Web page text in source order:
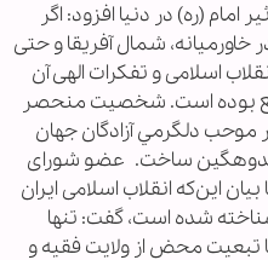
امام (ره) در دنیا افزود: اگر
شمال آفریقا و حتی
اسلامی و تفکرات الهی آن
بوده است. شخصيت منحصر
موحب دلگرمي آزادگان جهان
اندوهگين ساخت. عضو شورای
این‌که انقلاب اسلامی ایران
شده است، گفت: تنها
تبعیت محض از ولایت فقیه و